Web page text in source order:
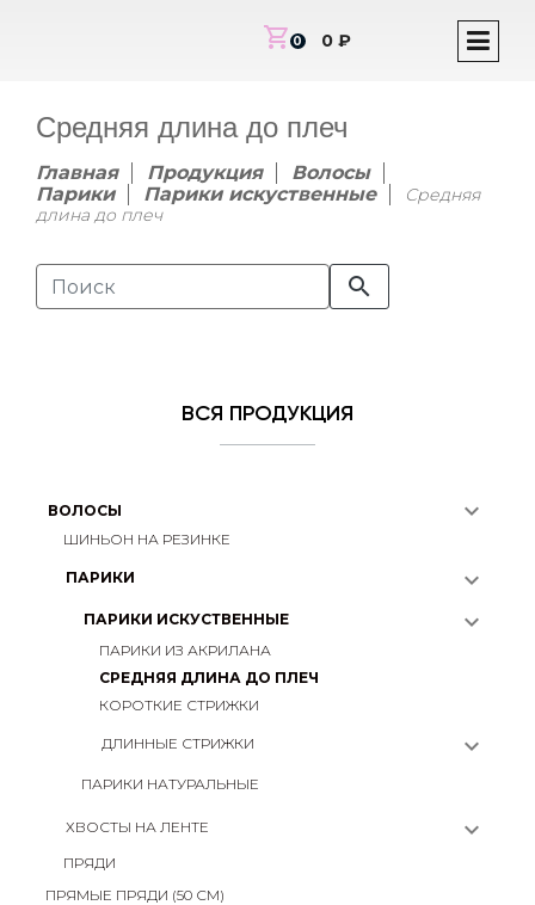
shopping_cart0 0 ₽
Средняя длина до плеч
Главная Продукция
Волосы
Парики
Парики искуственные
Средняя
длина до плеч
search
ВСЯ ПРОДУКЦИЯ
ВОЛОСЫ expand_more
ШИНЬОН НА РЕЗИНКЕ
ПАРИКИ expand_more
ПАРИКИ ИСКУСТВЕННЫЕ expand_more
ПАРИКИ ИЗ АКРИЛАНА
СРЕДНЯЯ ДЛИНА ДО ПЛЕЧ
КОРОТКИЕ СТРИЖКИ
ДЛИННЫЕ СТРИЖКИ expand_more
ПАРИКИ НАТУРАЛЬНЫЕ
ХВОСТЫ НА ЛЕНТЕ expand_more
ПРЯДИ
ПРЯМЫЕ ПРЯДИ (50 СМ)